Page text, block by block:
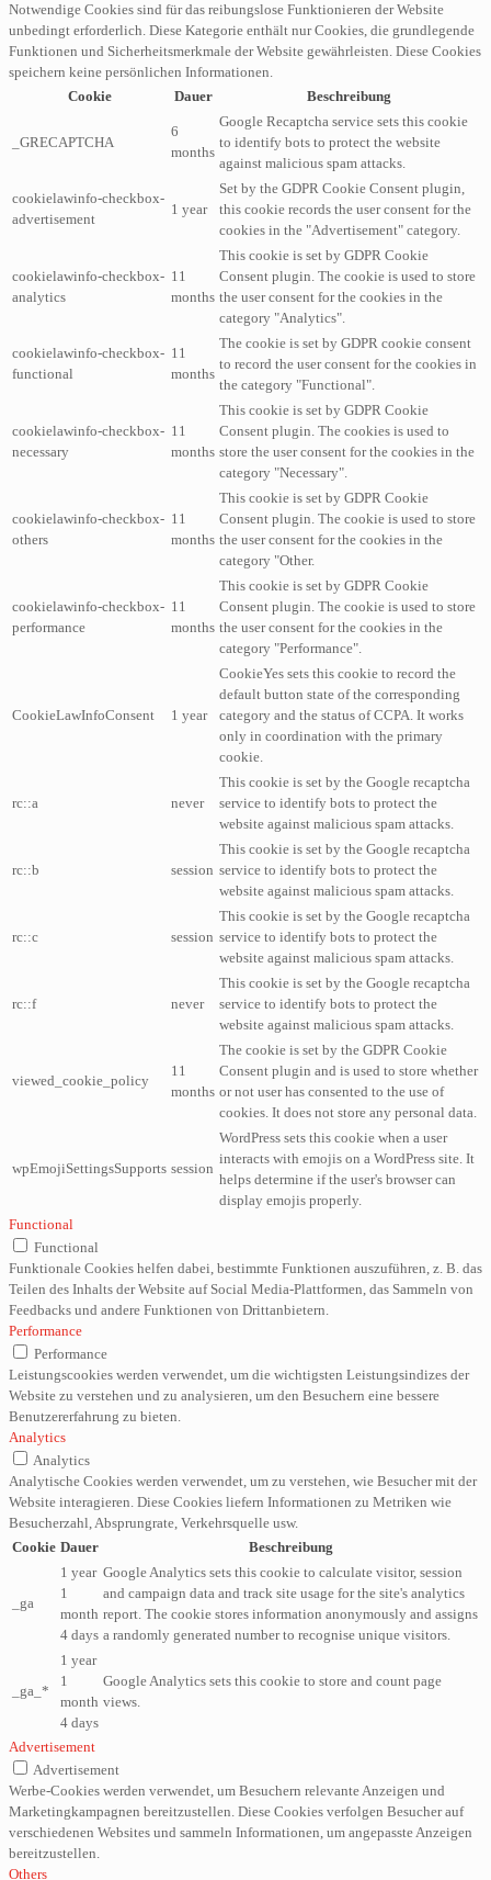
Notwendige Cookies sind für das reibungslose Funktionieren der Website
unbedingt erforderlich. Diese Kategorie enthält nur Cookies, die grundlegende
Funktionen und Sicherheitsmerkmale der Website gewährleisten. Diese Cookies
speichern keine persönlichen Informationen.
Cookie
Dauer Beschreibung
_GRECAPTCHA
6
months
Google Recaptcha service sets this cookie
to identify bots to protect the website
against malicious spam attacks.
cookielawinfo-checkbox-
advertisement
1 year
Set by the GDPR Cookie Consent plugin,
this cookie records the user consent for the
cookies in the "Advertisement" category.
cookielawinfo-checkbox-
analytics
11
months
This cookie is set by GDPR Cookie
Consent plugin. The cookie is used to store
the user consent for the cookies in the
category "Analytics".
cookielawinfo-checkbox-
functional
11
months
The cookie is set by GDPR cookie consent
to record the user consent for the cookies in
the category "Functional".
cookielawinfo-checkbox-
necessary
11
months
This cookie is set by GDPR Cookie
Consent plugin. The cookies is used to
store the user consent for the cookies in the
category "Necessary".
cookielawinfo-checkbox-
others
11
months
This cookie is set by GDPR Cookie
Consent plugin. The cookie is used to store
the user consent for the cookies in the
category "Other.
cookielawinfo-checkbox-
performance
11
months
This cookie is set by GDPR Cookie
Consent plugin. The cookie is used to store
the user consent for the cookies in the
category "Performance".
CookieLawInfoConsent 1 year
CookieYes sets this cookie to record the
default button state of the corresponding
category and the status of CCPA. It works
only in coordination with the primary
cookie.
rc::a never
This cookie is set by the Google recaptcha
service to identify bots to protect the
website against malicious spam attacks.
rc::b session
This cookie is set by the Google recaptcha
service to identify bots to protect the
website against malicious spam attacks.
rc::c session
This cookie is set by the Google recaptcha
service to identify bots to protect the
website against malicious spam attacks.
rc::f never
This cookie is set by the Google recaptcha
service to identify bots to protect the
website against malicious spam attacks.
viewed_cookie_policy
11
months
The cookie is set by the GDPR Cookie
Consent plugin and is used to store whether
or not user has consented to the use of
cookies. It does not store any personal data.
wpEmojiSettingsSupports session
WordPress sets this cookie when a user
interacts with emojis on a WordPress site. It
helps determine if the user's browser can
display emojis properly.
Functional
Functional
Funktionale Cookies helfen dabei, bestimmte Funktionen auszuführen, z. B. das
Teilen des Inhalts der Website auf Social Media-Plattformen, das Sammeln von
Feedbacks und andere Funktionen von Drittanbietern.
Performance
Performance
Leistungscookies werden verwendet, um die wichtigsten Leistungsindizes der
Website zu verstehen und zu analysieren, um den Besuchern eine bessere
Benutzererfahrung zu bieten.
Analytics
Analytics
Analytische Cookies werden verwendet, um zu verstehen, wie Besucher mit der
Website interagieren. Diese Cookies liefern Informationen zu Metriken wie
Besucherzahl, Absprungrate, Verkehrsquelle usw.
Cookie Dauer Beschreibung
_ga
1 year
1
month
4 days
Google Analytics sets this cookie to calculate visitor, session
and campaign data and track site usage for the site's analytics
report. The cookie stores information anonymously and assigns
a randomly generated number to recognise unique visitors.
_ga_*
1 year
1
month
4 days
Google Analytics sets this cookie to store and count page
views.
Advertisement
Advertisement
Werbe-Cookies werden verwendet, um Besuchern relevante Anzeigen und
Marketingkampagnen bereitzustellen. Diese Cookies verfolgen Besucher auf
verschiedenen Websites und sammeln Informationen, um angepasste Anzeigen
bereitzustellen.
Others